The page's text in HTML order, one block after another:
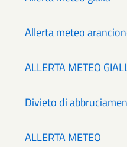
Allerta meteo
ALLERTA METEO
Divieto di
ALLERTA METEO